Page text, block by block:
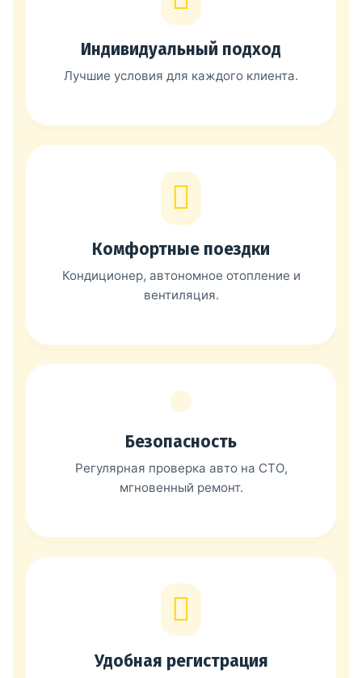
Индивидуальный подход
Лучшие условия для каждого клиента.
Комфортные поездки
Кондиционер, автономное отопление и
вентиляция.
Безопасность
Регулярная проверка авто на СТО,
мгновенный ремонт.
Удобная регистрация